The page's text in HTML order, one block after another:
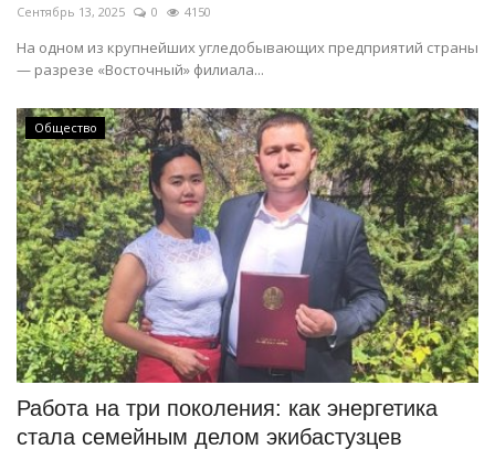
РАЗВЛЕЧЕНИЯ
OFFICIAL
Курултай
Язык
Қазақша Русский
Сентябрь 13, 2025 0 4150
На одном из крупнейших угледобывающих предприятий страны
— разрезе «Восточный» филиала...
Общество
Работа на три поколения: как энергетика
стала семейным делом экибастузцев